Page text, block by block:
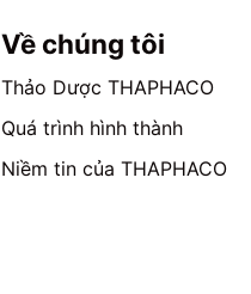
trang
sản
phẩm
Về chúng tôi
Thảo Dược THAPHACO
Quá trình hình thành
Niềm tin của THAPHACO